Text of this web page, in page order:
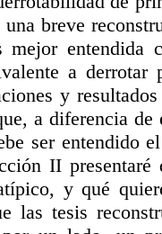
una breve
entendida
a
y
a diferencia
ser entendido
II
y qué
las tesis